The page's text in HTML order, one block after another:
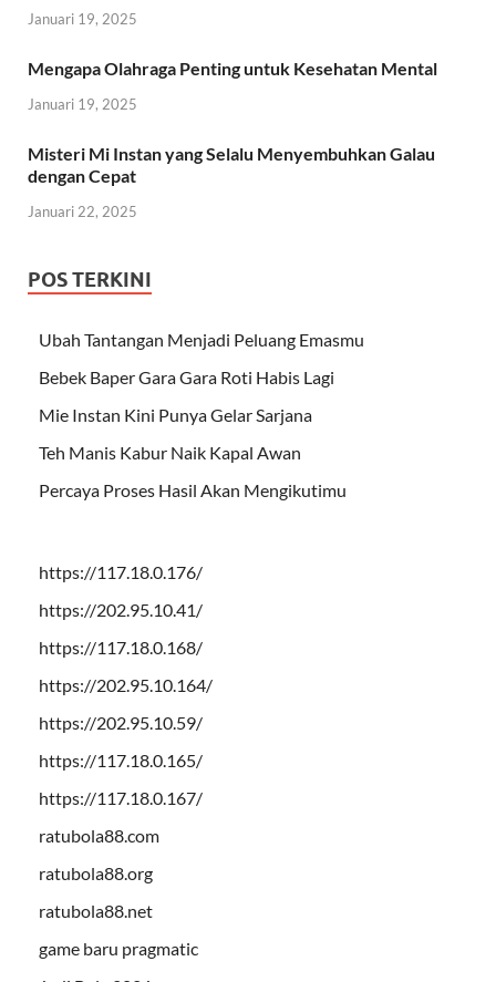
Januari 19, 2025
Mengapa Olahraga Penting untuk Kesehatan Mental
Januari 19, 2025
Misteri Mi Instan yang Selalu Menyembuhkan Galau
dengan Cepat
Januari 22, 2025
POS TERKINI
Ubah Tantangan Menjadi Peluang Emasmu
Bebek Baper Gara Gara Roti Habis Lagi
Mie Instan Kini Punya Gelar Sarjana
Teh Manis Kabur Naik Kapal Awan
Percaya Proses Hasil Akan Mengikutimu
https://117.18.0.176/
https://202.95.10.41/
https://117.18.0.168/
https://202.95.10.164/
https://202.95.10.59/
https://117.18.0.165/
https://117.18.0.167/
ratubola88.com
ratubola88.org
ratubola88.net
game baru pragmatic